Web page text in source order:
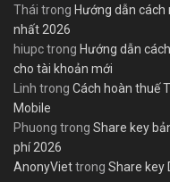
Thái trong Hướng dẫn cách
nhất 2026
hiupctrong Hướng dẫn
cho tài khoản mới
Linh trong Cách hoàn thuế
Mobile
Phuong trong Share key
phí 2026
AnonyViettrong Share key